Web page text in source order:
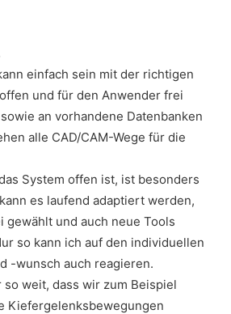
einfach sein mit der richtigen
und für den Anwender frei
an vorhandene Datenbanken
alle CAD/CAM-Wege für die
System offen ist, ist besonders
es laufend adaptiert werden,
gewählt und auch neue Tools
so kann ich auf den individuellen
-wunsch auch reagieren.
weit, dass wir zum Beispiel
Kiefergelenksbewegungen